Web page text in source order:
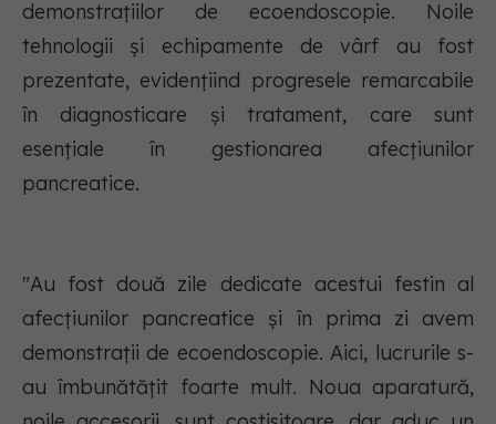
demonstrațiilor de ecoendoscopie. Noile
tehnologii și echipamente de vârf au fost
prezentate, evidențiind progresele remarcabile
în diagnosticare și tratament, care sunt
esențiale în gestionarea afecțiunilor
pancreatice.
"Au fost două zile dedicate acestui festin al
afecțiunilor pancreatice și în prima zi avem
demonstrații de ecoendoscopie. Aici, lucrurile s-
au îmbunătățit foarte mult. Noua aparatură,